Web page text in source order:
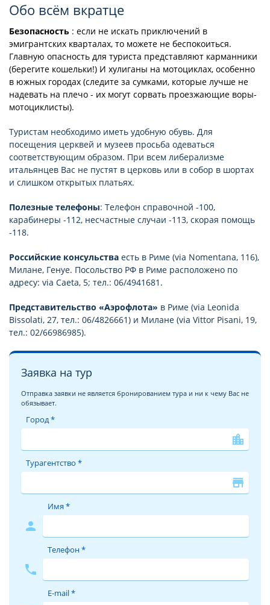
Обо всём вкратце
Безопасность : если не искать приключений в
эмигрантских кварталах, то можете не беспокоиться.
Главную опасность для туриста представляют карманники
(берегите кошельки!) И хулиганы на мотоциклах, особенно
в южных городах (следите за сумками, которые лучше не
надевать на плечо - их могут сорвать проезжающие воры-
мотоциклисты).
Туристам необходимо иметь удобную обувь. Для
посещения церквей и музеев просьба одеваться
соответствующим образом. При всем либерализме
итальянцев Вас не пустят в церковь или в собор в шортах
и слишком открытых платьях.
Полезные телефоны: Телефон справочной -100,
карабинеры -112, несчастные случаи -113, скорая помощь
-118.
Российские консульства есть в Риме (via Nomentana, 116),
Милане, Генуе. Посольство РФ в Риме расположено по
адресу: via Caeta, 5; тел.: 06/4941681.
Представительство «Аэрофлота» в Риме (via Leonida
Bissolati, 27, тел.: 06/4826661) и Милане (via Vittor Pisani, 19,
тел.: 02/66986985).
Заявка на тур
Отправка заявки не является бронированием тура и ни к чему Вас не
обязывает.
Город *
location_city
Турагентство *
store
person
Имя *
phone
Телефон *
E-mail *